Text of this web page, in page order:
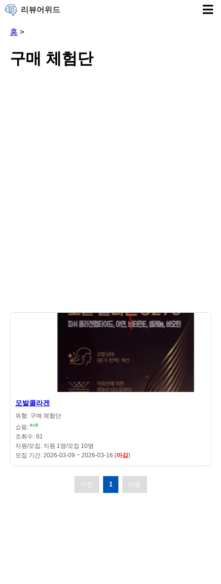
리뷰어위드
홈 >
구매 체험단
모발콜라겐
유형: 구매 체험단
쇼핑:
조회수: 91
지원/모집: 지원 1명/모집 10명
모집 기간: 2026-03-09 ~ 2026-03-16 (마감)
이전 1 다음